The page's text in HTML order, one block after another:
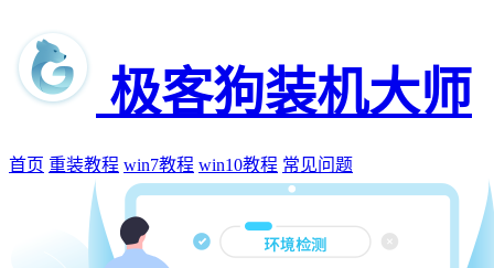
极客狗装机大师
首页 重装教程 win7教程 win10教程 常见问题